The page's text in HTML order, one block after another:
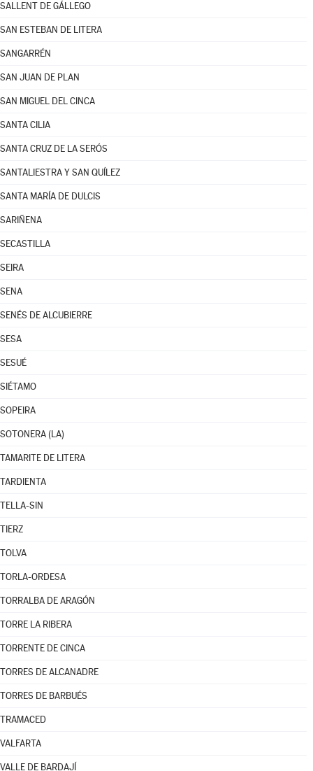
SALLENT DE GÁLLEGO
SAN ESTEBAN DE LITERA
SANGARRÉN
SAN JUAN DE PLAN
SAN MIGUEL DEL CINCA
SANTA CILIA
SANTA CRUZ DE LA SERÓS
SANTALIESTRA Y SAN QUÍLEZ
SANTA MARÍA DE DULCIS
SARIÑENA
SECASTILLA
SEIRA
SENA
SENÉS DE ALCUBIERRE
SESA
SESUÉ
SIÉTAMO
SOPEIRA
SOTONERA (LA)
TAMARITE DE LITERA
TARDIENTA
TELLA-SIN
TIERZ
TOLVA
TORLA-ORDESA
TORRALBA DE ARAGÓN
TORRE LA RIBERA
TORRENTE DE CINCA
TORRES DE ALCANADRE
TORRES DE BARBUÉS
TRAMACED
VALFARTA
VALLE DE BARDAJÍ